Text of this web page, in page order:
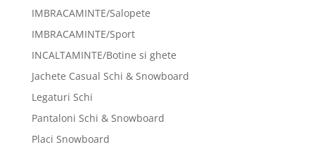
IMBRACAMINTE/Salopete
IMBRACAMINTE/Sport
INCALTAMINTE/Botine si ghete
Jachete Casual Schi & Snowboard
Legaturi Schi
Pantaloni Schi & Snowboard
Placi Snowboard